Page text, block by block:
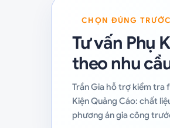
CHỌN ĐÚNG
Tư vấn Phụ
theo nhu
Trần Gia hỗ trợ kiểm tra
Kiện Quảng Cáo: chất
phương án gia công